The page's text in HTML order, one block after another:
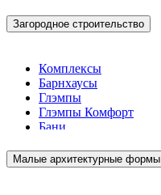
Загородное строительство
Комплексы
Барнхаусы
Глэмпы
Глэмпы Комфорт
Бани
Малые архитектурные формы